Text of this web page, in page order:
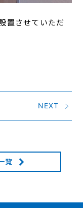
置させていただ
NEXT
覧